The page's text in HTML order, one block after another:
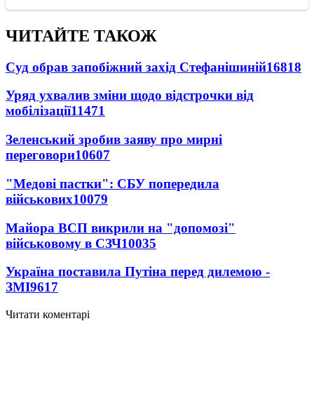
ЧИТАЙТЕ ТАКОЖ
Суд обрав запобіжний захід Стефанішиній16818
Уряд ухвалив зміни щодо відстрочки від
мобілізації11471
Зеленський зробив заяву про мирні
переговори10607
"Медові пастки": СБУ попередила
військових10079
Майора ВСП викрили на "допомозі"
військовому в СЗЧ10035
Україна поставила Путіна перед дилемою -
ЗМІ9617
Читати коментарі